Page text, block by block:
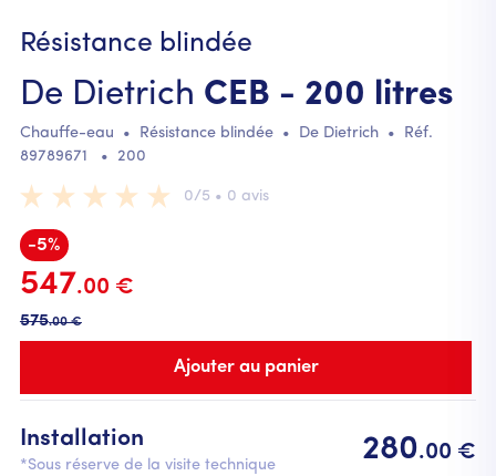
Résistance blindée
De Dietrich CEB - 200 litres
Chauffe-eau • Résistance blindée• De Dietrich• Réf.
89789671
• 200
0/5 • 0 avis
-5%
547.00 €
575.00 €
Installation
*Sous réserve de la visite technique 280.00 €